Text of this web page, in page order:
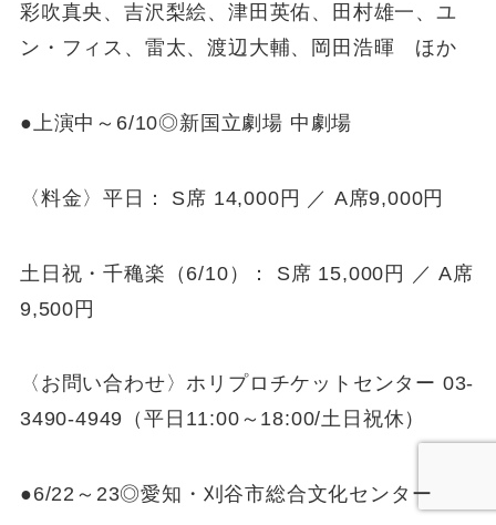
彩吹真央、吉沢梨絵、津田英佑、田村雄一、ユ
ン・フィス、雷太、渡辺大輔、岡田浩暉 ほか
●上演中～6/10◎新国立劇場 中劇場
〈料金〉平日： S席 14,000円 ／ A席9,000円
土日祝・千穐楽（6/10）： S席 15,000円 ／ A席
9,500円
〈お問い合わせ〉ホリプロチケットセンター 03-
3490-4949（平日11:00～18:00/土日祝休）
●6/22～23◎愛知・刈谷市総合文化センター